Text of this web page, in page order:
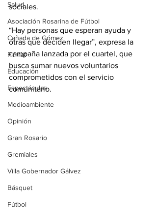
Salud
Asociación Rosarina de Fútbol
Cañada de Gómez
Firmat
Educación
Espectáculos
Medioambiente
Opinión
Gran Rosario
Gremiales
Villa Gobernador Gálvez
Básquet
Fútbol
sociales.
“Hay personas que esperan ayuda y
otras que deciden llegar”, expresa la
campaña lanzada por el cuartel, que
busca sumar nuevos voluntarios
comprometidos con el servicio
comunitario.